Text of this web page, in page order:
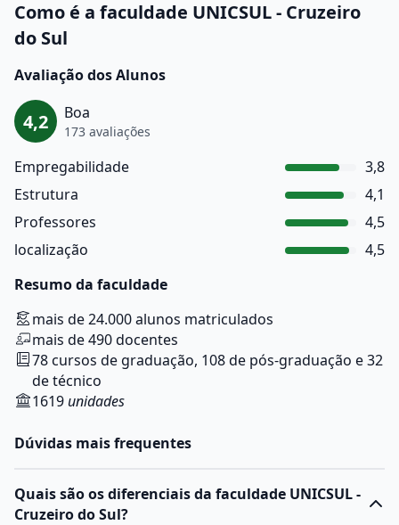
Como é a faculdade UNICSUL - Cruzeiro
do Sul
Avaliação dos Alunos
4,2 Boa
173 avaliações
Empregabilidade
3,8
Estrutura
4,1
Professores
4,5
localização
4,5
Resumo da faculdade
mais de 24.000 alunos matriculados
mais de 490 docentes
78 cursos de graduação, 108 de pós-graduação e 32
de técnico
1619unidades
Dúvidas mais frequentes
Quais são os diferenciais da faculdade UNICSUL -
Cruzeiro do Sul?